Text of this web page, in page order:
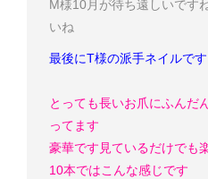
M様10月が待ち遠しいです
いね
最後にT様の派手ネイルです
とっても長いお爪にふんだ
ってます
豪華です 見ているだけでも
10本ではこんな感じです